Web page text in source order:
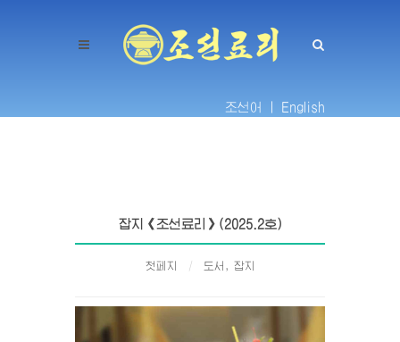
조선어 | English
잡지《조선료리》(2025.2호)
첫페지 도서, 잡지